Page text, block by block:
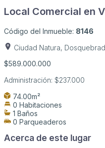
Local Comercial en
Código del Inmueble: 8146
Ciudad Natura,
$589.000.000
Administración: $237.000
74.00m²
0 Habitaciones
1 Baños
0 Parqueaderos
Acerca de este lugar